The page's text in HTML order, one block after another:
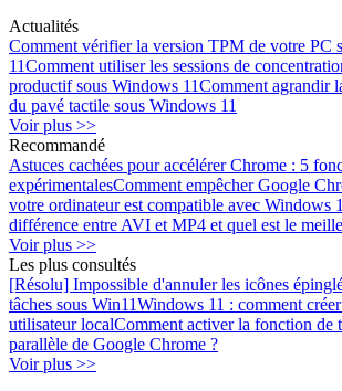
Actualités
Comment vérifier la version TPM de votre PC
11Comment utiliser les sessions de
productif sous Windows 11Comment agrandir
du pavé tactile sous Windows 11
Voir plus >>
Recommandé
Astuces cachées pour accélérer Chrome : 5
expérimentalesComment empêcher Google
votre ordinateur est compatible avec Windows
différence entre AVI et MP4 et quel est le
Voir plus >>
Les plus consultés
[Résolu] Impossible d'annuler les icônes
tâches sous Win11Windows 11 : comment
utilisateur localComment activer la fonction de
parallèle de Google Chrome ?
Voir plus >>